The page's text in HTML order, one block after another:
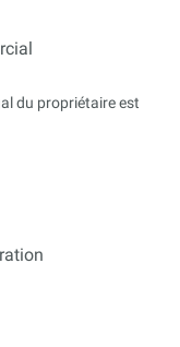
du propriétaire est